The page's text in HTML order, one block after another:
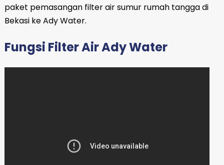
paket pemasangan filter air sumur rumah tangga di
Bekasi ke Ady Water.
Fungsi Filter Air Ady Water